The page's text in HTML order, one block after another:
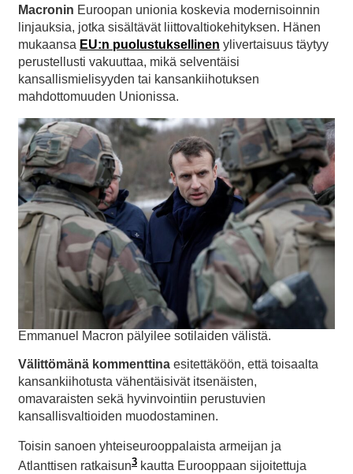
Macronin Euroopan unionia koskevia modernisoinnin
linjauksia, jotka sisältävät liittovaltiokehityksen. Hänen
mukaansa EU:n puolustuksellinen ylivertaisuus täytyy
perustellusti vakuuttaa, mikä selventäisi
kansallismielisyyden tai kansankiihotuksen
mahdottomuuden Unionissa.
Emmanuel Macron pälyilee sotilaiden välistä.
Välittömänä kommenttina esitettäköön, että toisaalta
kansankiihotusta vähentäisivät itsenäisten,
omavaraisten sekä hyvinvointiin perustuvien
kansallisvaltioiden muodostaminen.
Toisin sanoen yhteiseurooppalaista armeijan ja
Atlanttisen ratkaisun3 kautta Eurooppaan sijoitettuja